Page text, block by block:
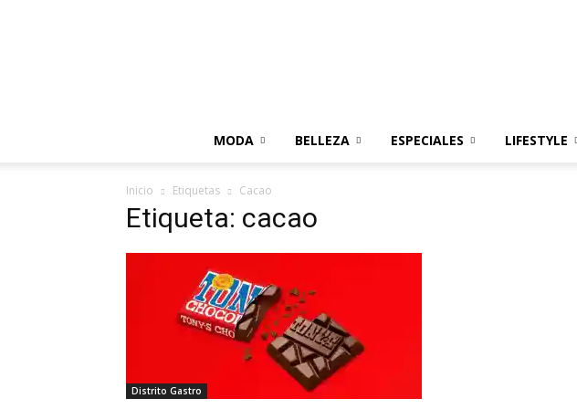
MODA BELLEZA ESPECIALES LIFESTYLE
Inicio Etiquetas Cacao
Etiqueta: cacao
Distrito Gastro